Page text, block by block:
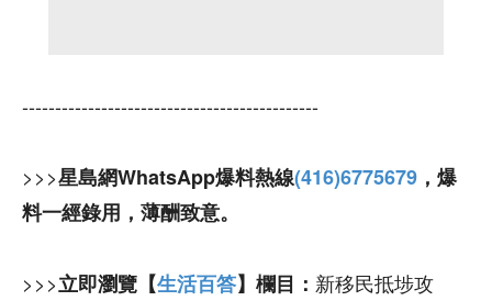
---------------------------------------------
>>>星島網WhatsApp爆料熱線(416)6775679 ，爆
料一經錄用，薄酬致意。
>>>立即瀏覽【生活百答】欄目： 新移民抵埗攻